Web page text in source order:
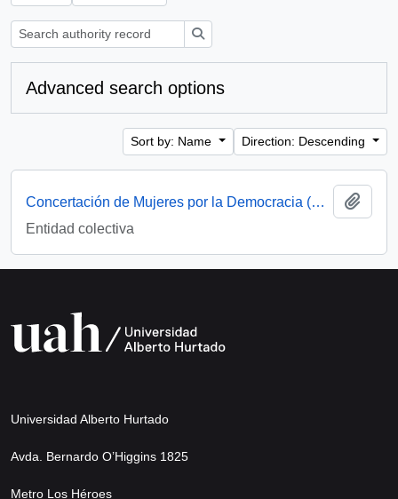
Advanced search options
Sort by: Name Direction: Descending
Concertación de Mujeres por la Democracia (Santiago, Chile)
Entidad colectiva
Universidad Alberto Hurtado
Avda. Bernardo O’Higgins 1825
Metro Los Héroes